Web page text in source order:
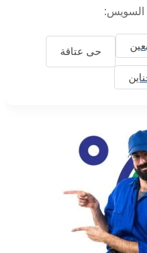
السويس:
حى عتاقة